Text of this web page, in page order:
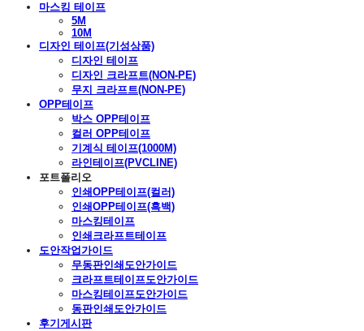
마스킹 테이프
5M
10M
디자인 테이프(기성상품)
디자인 테이프
디자인 크라프트(NON-PE)
무지 크라프트(NON-PE)
OPP테이프
박스 OPP테이프
컬러 OPP테이프
기계식 테이프(1000M)
라인테이프(PVCLINE)
포트폴리오
인쇄OPP테이프(컬러)
인쇄OPP테이프(흑백)
마스킹테이프
인쇄크라프트테이프
도안작업가이드
무동판인쇄도안가이드
크라프트테이프도안가이드
마스킹테이프도안가이드
동판인쇄도안가이드
후기게시판